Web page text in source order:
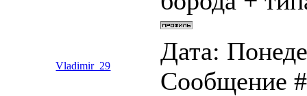
Vladimir_29
Дата:
Сообщение